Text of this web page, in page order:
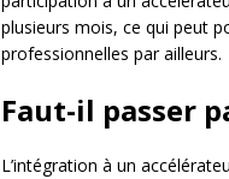
plusieurs mois, ce qui peut
professionnelles par ailleurs.
Faut-il passer
L’intégration à un